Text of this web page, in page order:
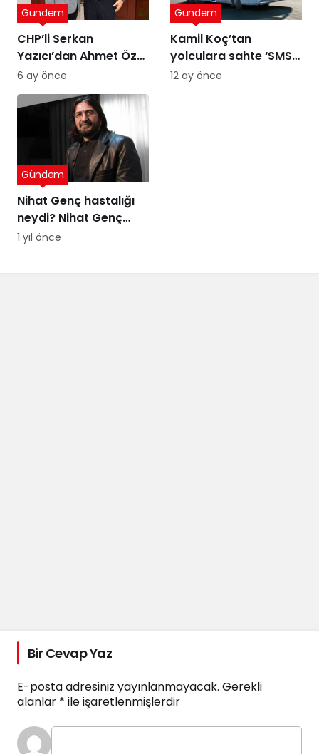
CHP’li Serkan
Yazıcı’dan Ahmet Özer
kararına tepki: Bu bir
tanımayan düzenin
Gündem
6 ay önce
Kamil Koç’tan
yolculara sahte ‘SMS’
uyarısı
Gündem
12 ay önce
Nihat Genç hastalığı
neydi? Nihat Genç
cenaze töreni ne
Gündem
1 yıl önce
Bir Cevap Yaz
E-posta adresiniz yayınlanmayacak. Gerekli
alanlar * ile işaretlenmişlerdir